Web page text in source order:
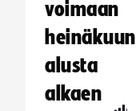
voimaan
heinäkuun
alusta
alkaen